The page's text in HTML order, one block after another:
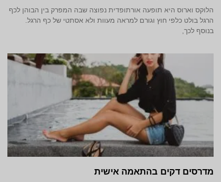
הלוקס וארוס היא תופעה אורתופדית נפוצה שבה המפרק בין הבוהן לכף
הרגל בולט כלפי חוץ וגורם למראה מעוות ולא אסתטי של כף הרגל.
בנוסף לכך,
מדרסים דקים בהתאמה אישית